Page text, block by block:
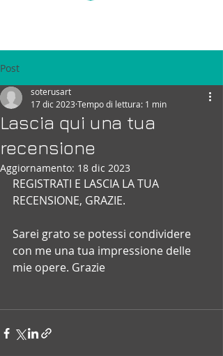
Post
Lascia qui una tua
recensione
soterusart
17 dic 2023 Tempo di lettura: 1 min
Aggiornamento: 18 dic 2023
REGISTRATI E LASCIA LA TUA
RECENSIONE, GRAZIE.
Sarei grato se potessi condividere
con me una tua impressione delle
mie opere. Grazie